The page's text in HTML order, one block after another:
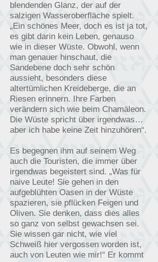
blendenden Glanz, der auf der
salzigen Wasseroberfläche spielt.
„Ein schönes Meer, doch es ist ja tot,
es gibt darin kein Leben, genauso
wie in dieser Wüste. Obwohl, wenn
man genauer hinschaut, die
Sandebene doch sehr schön
aussieht, besonders diese
altertümlichen Kreideberge, die an
Riesen erinnern. Ihre Farben
verändern sich wie beim Chamäleon.
Die Wüste spricht über irgendwas…
aber ich habe keine Zeit hinzuhören“.
Es begegnen ihm auf seinem Weg
auch die Touristen, die immer über
irgendwas begeistert sind. „Was für
naive Leute! Sie gehen in den
aufgeblühten Oasen in der Wüste
spazieren, sie pflücken Feigen und
Oliven. Sie denken, dass dies alles
so ganz von selbst gewachsen sei.
Sie wissen gar nicht, wie viel
Schweiß hier vergossen worden ist,
auch von Leuten wie mir!“ Er kommt